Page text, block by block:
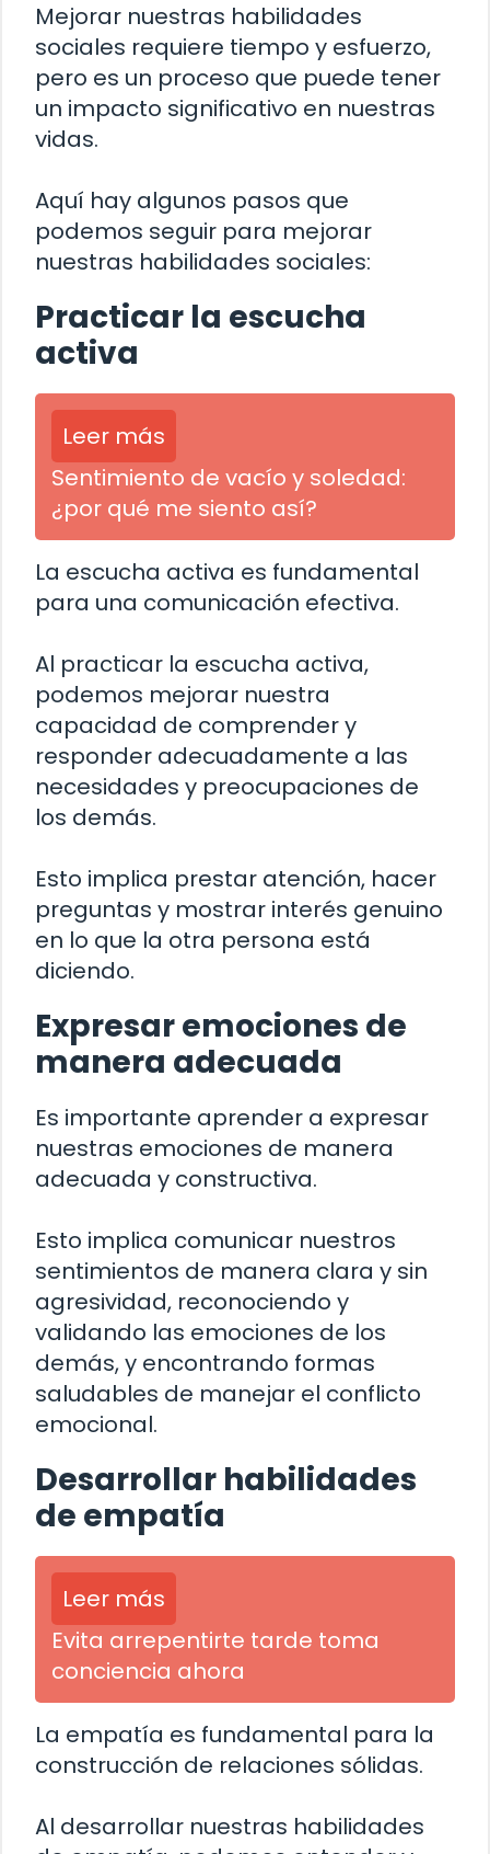
Mejorar nuestras habilidades
sociales requiere tiempo y esfuerzo,
pero es un proceso que puede tener
un impacto significativo en nuestras
vidas.
Aquí hay algunos pasos que
podemos seguir para mejorar
nuestras habilidades sociales:
Practicar la escucha
activa
Leer más
Sentimiento de vacío y soledad:
¿por qué me siento así?
La escucha activa es fundamental
para una comunicación efectiva.
Al practicar la escucha activa,
podemos mejorar nuestra
capacidad de comprender y
responder adecuadamente a las
necesidades y preocupaciones de
los demás.
Esto implica prestar atención, hacer
preguntas y mostrar interés genuino
en lo que la otra persona está
diciendo.
Expresar emociones de
manera adecuada
Es importante aprender a expresar
nuestras emociones de manera
adecuada y constructiva.
Esto implica comunicar nuestros
sentimientos de manera clara y sin
agresividad, reconociendo y
validando las emociones de los
demás, y encontrando formas
saludables de manejar el conflicto
emocional.
Desarrollar habilidades
de empatía
Leer más
Evita arrepentirte tarde toma
conciencia ahora
La empatía es fundamental para la
construcción de relaciones sólidas.
Al desarrollar nuestras habilidades